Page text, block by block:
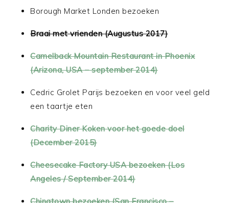
Borough Market Londen bezoeken
Braai met vrienden (Augustus 2017)
Camelback Mountain Restaurant in Phoenix
(Arizona, USA – september 2014)
Cedric Grolet Parijs bezoeken en voor veel geld
een taartje eten
Charity Diner Koken voor het goede doel
(December 2015)
Cheesecake Factory USA bezoeken (Los
Angeles / September 2014)